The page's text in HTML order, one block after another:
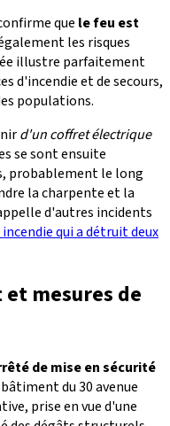
que le feu est
les risques
illustre parfaitement
d'incendie et de secours,
populations.
d'un coffret électrique
se sont ensuite
probablement le long
la charpente et la
d'autres incidents
qui a détruit deux
mesures de
de mise en sécurité
du 30 avenue
prise en vue d'une